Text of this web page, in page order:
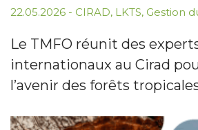
22.05.2026 - CIRAD, LKTS, Gestion
Le TMFO réunit des
internationaux au Cirad
l’avenir des forêts